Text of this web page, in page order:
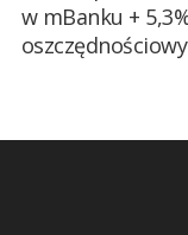
w mBanku +